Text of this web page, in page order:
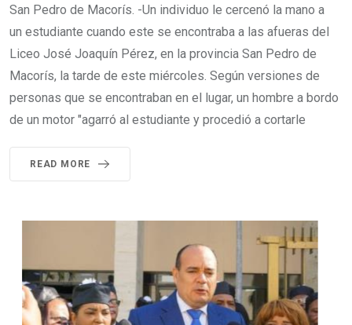
San Pedro de Macorís. -Un individuo le cercenó la mano a
un estudiante cuando este se encontraba a las afueras del
Liceo José Joaquín Pérez, en la provincia San Pedro de
Macorís, la tarde de este miércoles. Según versiones de
personas que se encontraban en el lugar, un hombre a bordo
de un motor "agarró al estudiante y procedió a cortarle
READ MORE